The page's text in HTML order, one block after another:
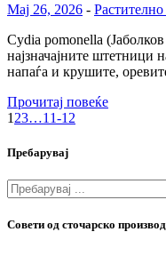
Maj 26, 2026 -
Cydia pomonella
најзначајните штетници
напаѓа и крушите,
Прочитај повеќе
1 23…11-12
Пребарувај
Совети од сточарско